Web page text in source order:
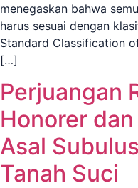
menegaskan bahwa
harus sesuai dengan
Standard Classification
[…]
Perjuangan
Honorer
Asal
Tanah Suci